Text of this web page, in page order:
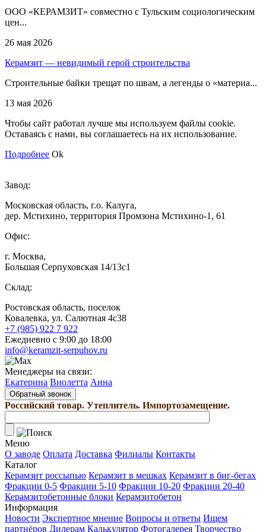
ООО «КЕРАМЗИТ» совместно с Тульским социологическим
цен...
26 мая 2026
Керамзит — невидимый герой строительства
Строительные байки трещат по швам, а легенды о «материа...
13 мая 2026
Чтобы сайт работал лучше мы используем файлы cookie.
Оставаясь с нами, вы соглашаетесь на их использование.
Подробнее Ok
Завод:
Московская область, г.о. Калуга,
дер. Мстихино, территория Промзона Мстихино-1, 61
Офис:
г. Москва,
Большая Серпуховская 14/13с1
Склад:
Ростовская область, поселок
Ковалевка, ул. Салютная 4с38
+7 (985) 922 7 922
Ежедневно с 9:00 до 18:00
info@keramzit-serpuhov.ru
Менеджеры на связи:
Екатерина Виолетта Анна
Обратный звонок
Российский товар. Утеплитель. Импортозамещение.
Меню
О заводе Оплата Доставка Филиалы Контакты
Каталог
Керамзит россыпью Керамзит в мешках Керамзит в биг-бегах
Фракции 0-5 Фракции 5-10 Фракции 10-20 Фракции 20-40
Керамзитобетонные блоки Керамзитобетон
Информация
Новости Экспертное мнение Вопросы и ответы Ищем
партнёров Дилерам Калькулятор Фотогалерея Творчество